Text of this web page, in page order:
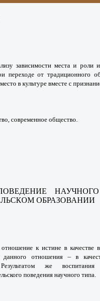
зависимости места и роли
переходе от традиционного
в культуре вместе с
современное общество.
ПОВЕДЕНИЕ
ОБРАЗОВАНИИ
к истине в качестве
отношения – в
же воспитания
поведения научного типа.